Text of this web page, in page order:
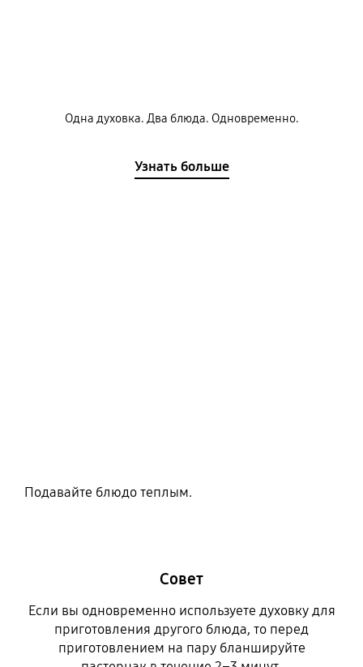
Одна духовка. Два блюда. Одновременно.
Узнать больше
Подавайте блюдо теплым.
Совет
Если вы одновременно используете духовку для
приготовления другого блюда, то перед
приготовлением на пару бланшируйте